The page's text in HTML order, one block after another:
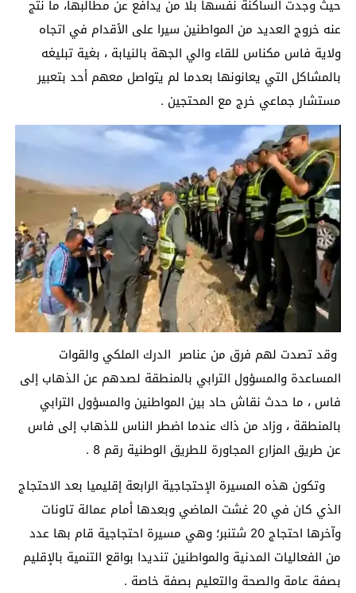
حيث وجدت الساكنة نفسها بلا من يدافع عن مطالبها، ما نتج
عنه خروج العديد من المواطنين سيرا على الأقدام في اتجاه
ولاية فاس مكناس للقاء والي الجهة بالنيابة ، بغية تبليغه
بالمشاكل التي يعانونها بعدما لم يتواصل معهم أحد بتعبير
مستشار جماعي خرج مع المحتجين .
وقد تصدت لهم فرق من عناصر الدرك الملكي والقوات
المساعدة والمسؤول الترابي بالمنطقة لصدهم عن الذهاب إلى
فاس ، ما حدث نقاش حاد بين المواطنين والمسؤول الترابي
بالمنطقة ، وزاد من ذاك عندما اضطر الناس للذهاب إلى فاس
عن طريق المزارع المجاورة للطريق الوطنية رقم 8 .
وتكون هذه المسيرة الإحتجاجية الرابعة إقليميا بعد الاحتجاج
الذي كان في 20 غشت الماضي وبعدها أمام عمالة تاونات
وآخرها احتجاج 20 شتنبر؛ وهي مسيرة احتجاجية قام بها عدد
من الفعاليات المدنية والمواطنين تنديدا بواقع التنمية بالإقليم
بصفة عامة والصحة والتعليم بصفة خاصة .